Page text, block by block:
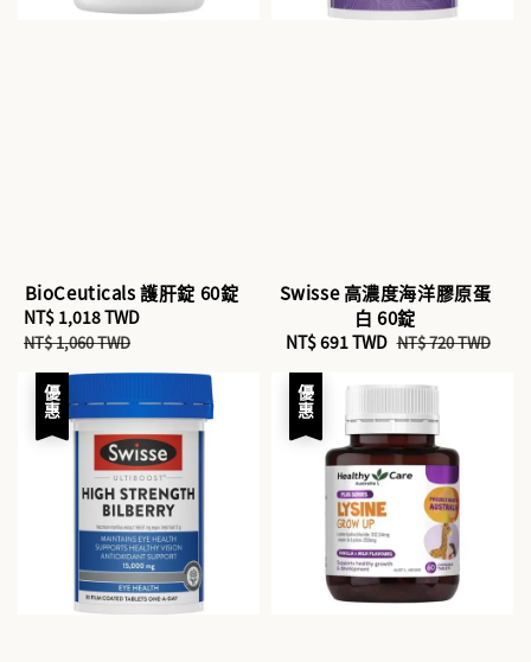
BioCeuticals 護肝錠 60錠
Sale
price
NT$ 1,018 TWD
NT$ 1,060 TWD
Swisse 高濃度海洋膠原蛋
白 60錠
Sale
price
NT$ 691 TWD Regular
NT$ 720 TWD
優惠 優惠